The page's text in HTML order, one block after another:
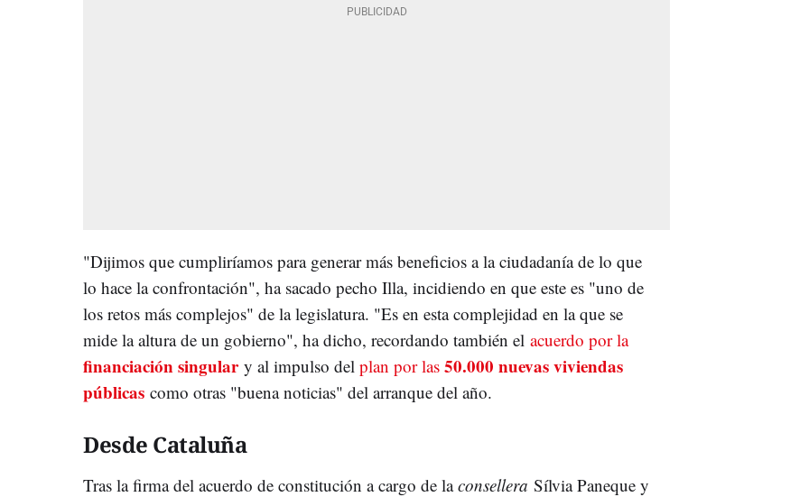
"Dijimos que cumpliríamos para generar más beneficios a la ciudadanía de lo que
lo hace la confrontación", ha sacado pecho Illa, incidiendo en que este es "uno de
los retos más complejos" de la legislatura. "Es en esta complejidad en la que se
mide la altura de un gobierno", ha dicho, recordando también el acuerdo por la
financiación singulary al impulso del plan por las 50.000 nuevas viviendas
públicas como otras "buena noticias" del arranque del año.
Desde Cataluña
Tras la firma del acuerdo de constitución a cargo de laconsellera Sílvia Paneque y